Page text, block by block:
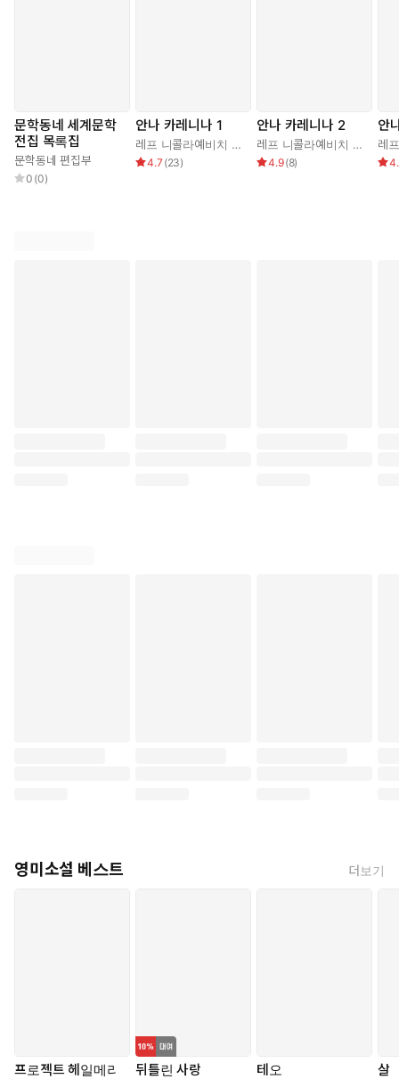
문학동네 세계문학
전집 목록집
문학동네 편집부
0 (0)
안나 카레니나 1
레프 니콜라예비치 톨스토이 , 박형규
4.7 (23)
안나 카레니나 2
레프 니콜라예비치 톨스토이
4.9(8)
안
영미소설 베스트 더보기
프로젝트 헤일메리 뒤틀린 사랑 테오 살